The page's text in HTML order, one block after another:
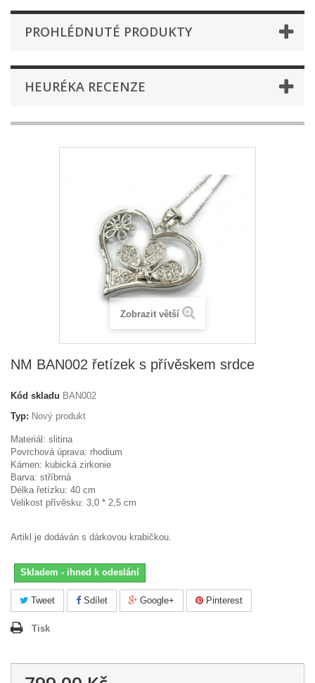
PROHLÉDNUTÉ PRODUKTY
HEURÉKA RECENZE
Zobrazit větší
NM BAN002 řetízek s přívěskem srdce
Kód skladu BAN002
Typ: Nový produkt
Materiál: slitina
Povrchová úprava: rhodium
Kámen: kubická zirkonie
Barva: stříbrná
Délka řetízku: 40 cm
Velikost přívěsku: 3,0 * 2,5 cm
Artikl je dodáván s dárkovou krabičkou.
Skladem - ihned k odeslání
Tweet Sdílet Google+ Pinterest
Tisk